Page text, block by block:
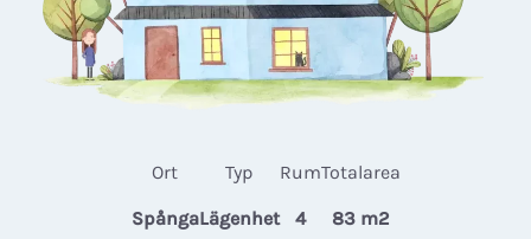
Ort
Spånga
Typ
Lägenhet
Rum
4
Totalarea
83 m2